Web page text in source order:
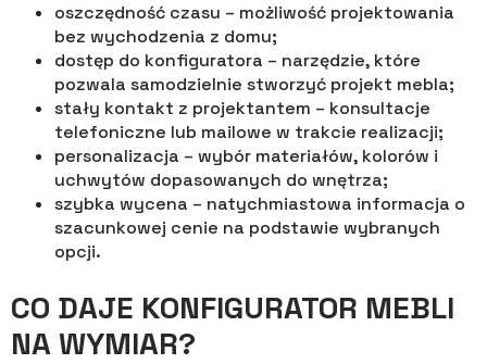
oszczędność czasu – możliwość projektowania
bez wychodzenia z domu;
dostęp do konfiguratora – narzędzie, które
pozwala samodzielnie stworzyć projekt mebla;
stały kontakt z projektantem – konsultacje
telefoniczne lub mailowe w trakcie realizacji;
personalizacja – wybór materiałów, kolorów i
uchwytów dopasowanych do wnętrza;
szybka wycena – natychmiastowa informacja o
szacunkowej cenie na podstawie wybranych
opcji.
CO DAJE KONFIGURATOR MEBLI
NA WYMIAR?